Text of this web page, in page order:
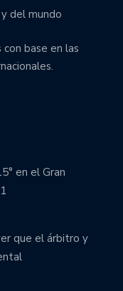
del mundo
base en las
en el Gran
que el árbitro y